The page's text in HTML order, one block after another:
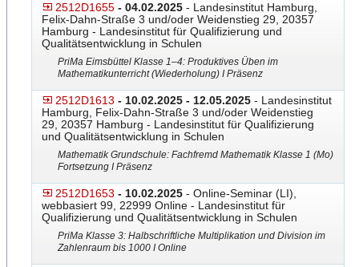
2512D1655 - 04.02.2025 - Landesinstitut Hamburg,
Felix-Dahn-Straße 3 und/oder Weidenstieg 29, 20357
Hamburg - Landesinstitut für Qualifizierung und
Qualitätsentwicklung in Schulen
PriMa Eimsbüttel Klasse 1–4: Produktives Üben im
Mathematikunterricht (Wiederholung) I Präsenz
2512D1613 - 10.02.2025 - 12.05.2025 - Landesinstitut
Hamburg, Felix-Dahn-Straße 3 und/oder Weidenstieg
29, 20357 Hamburg - Landesinstitut für Qualifizierung
und Qualitätsentwicklung in Schulen
Mathematik Grundschule: Fachfremd Mathematik Klasse 1 (Mo)
Fortsetzung I Präsenz
2512D1653 - 10.02.2025 - Online-Seminar (LI),
webbasiert 99, 22999 Online - Landesinstitut für
Qualifizierung und Qualitätsentwicklung in Schulen
PriMa Klasse 3: Halbschriftliche Multiplikation und Division im
Zahlenraum bis 1000 I Online